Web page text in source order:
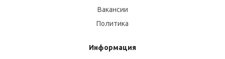
Вакансии
Политика
Информация